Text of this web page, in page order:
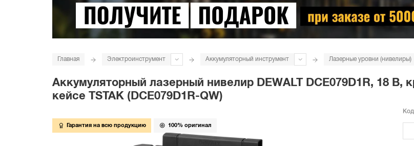
Главная Электроинструмент Аккумуляторный инструмент Лазерные уровни (нивелиры)
Аккумуляторный лазерный нивелир DEWALT DCE079D1R, 18 В,
кейсе TSTAK (DCE079D1R-QW)
Гарантия на всю продукцию 100% оригинал